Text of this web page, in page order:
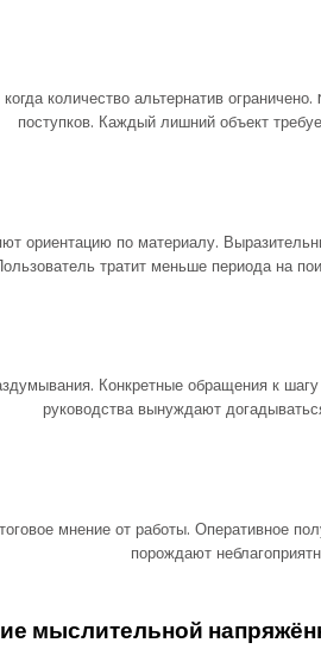
количество альтернатив
поступков. Каждый лишний объект
ориентацию по материалу.
тратит меньше периода на
Конкретные обращения к
руководства вынуждают
мнение от работы. Оперативное
порождают
мыслительной